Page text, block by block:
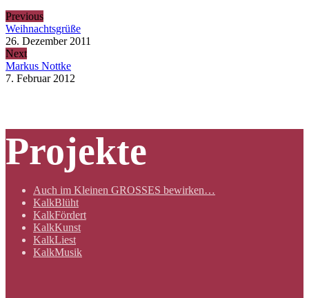
Previous
Weihnachtsgrüße
26. Dezember 2011
Next
Markus Nottke
7. Februar 2012
Projekte
Auch im Kleinen GROSSES bewirken…
KalkBlüht
KalkFördert
KalkKunst
KalkLiest
KalkMusik